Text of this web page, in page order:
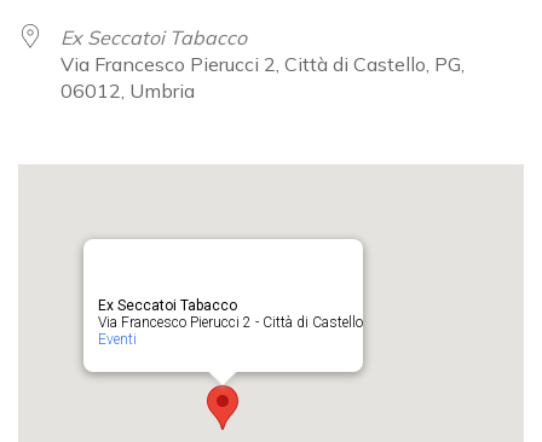
Ex Seccatoi Tabacco
Via Francesco Pierucci 2, Città di Castello, PG,
06012, Umbria
Ex Seccatoi Tabacco
Via Francesco Pierucci 2 - Città di Castello
Eventi